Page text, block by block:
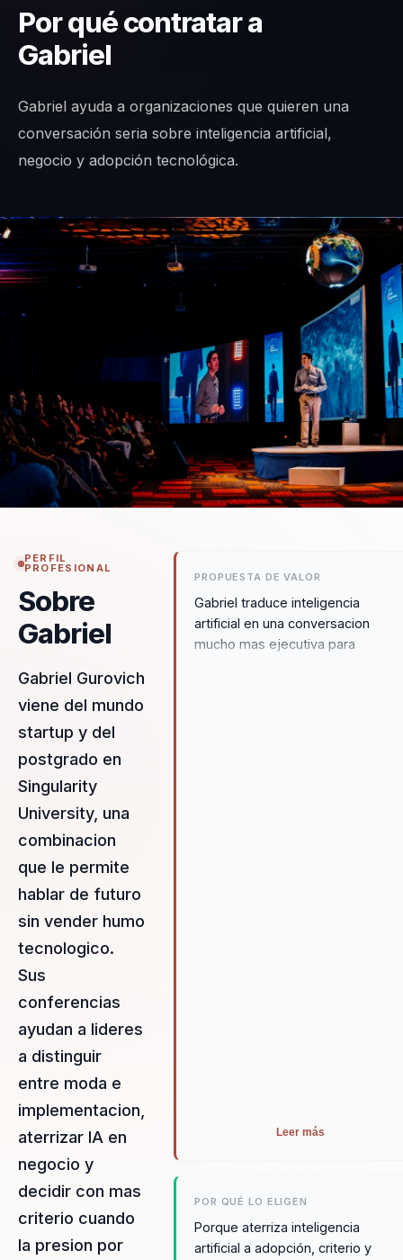
Por qué contratar a
Gabriel
Gabriel ayuda a organizaciones que quieren una
conversación seria sobre inteligencia artificial,
negocio y adopción tecnológica.
PERFIL
PROFESIONAL
Sobre
Gabriel
Gabriel Gurovich
viene del mundo
startup y del
postgrado en
Singularity
University, una
combinacion
que le permite
hablar de futuro
sin vender humo
tecnologico.
Sus
conferencias
ayudan a lideres
a distinguir
entre moda e
implementacion,
aterrizar IA en
negocio y
decidir con mas
criterio cuando
la presion por
PROPUESTA DE VALOR
Gabriel traduce inteligencia
artificial en una conversacion
mucho mas ejecutiva para
Leer más
POR QUÉ LO ELIGEN
Porque aterriza inteligencia
artificial a adopción, criterio y